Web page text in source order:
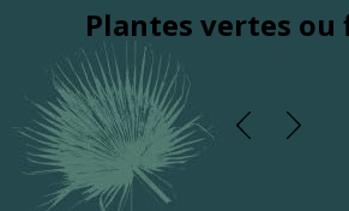
Plantes vertes ou